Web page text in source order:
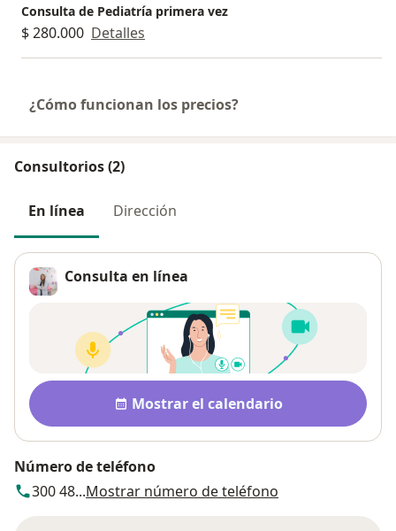
Consulta de Pediatría primera vez
$ 280.000 Detalles
¿Cómo funcionan los precios?
Consultorios (2)
En línea Dirección
Consulta en línea
Disponibilidad
Mostrar el calendario
Número de teléfono
300 48...Mostrar número de teléfono